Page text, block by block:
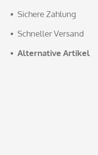
Sichere Zahlung
Schneller Versand
Alternative Artikel